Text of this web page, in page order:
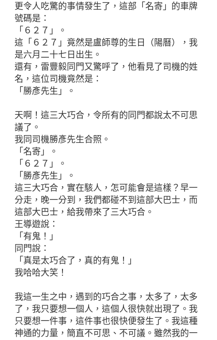
更令人吃驚的事情發生了，這部「名寄」的車牌
號碼是：
「６２７」。
這「６２７」竟然是盧師尊的生日（陽曆），我
是六月二十七日出生。
還有，雷豐毅同門又驚呼了，他看見了司機的姓
名，這位司機竟然是：
「勝彥先生」。
天啊！這三大巧合，令所有的同門都說太不可思
議了。
我同司機勝彥先生合照。
「名寄」。
「６２７」。
「勝彥先生」。
這三大巧合，實在駭人，怎可能會是這樣？早一
分走，晚一分到，我們都碰不到這部大巴士，而
這部大巴士，給我帶來了三大巧合。
王導遊說：
「有鬼！」
同門說：
「真是太巧合了，真的有鬼！」
我哈哈大笑！
我這一生之中，遇到的巧合之事，太多了，太多
了，我只要想一個人，這個人很快就出現了。我
只要想一件事，這件事也很快便發生了。我這種
神通的力量，簡直不可思、不可議。雖然我的一